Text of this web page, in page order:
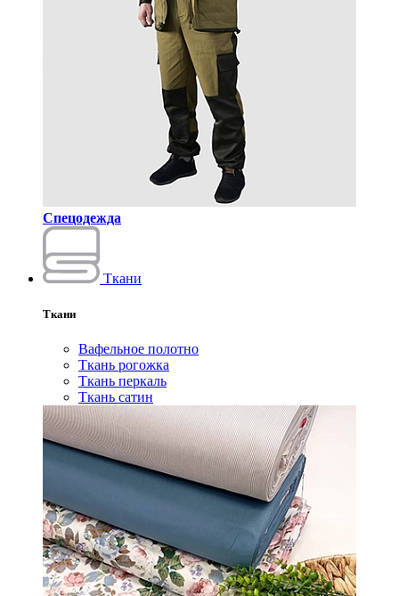
Спецодежда
Ткани
Ткани
Вафельное полотно
Ткань рогожка
Ткань перкаль
Ткань сатин